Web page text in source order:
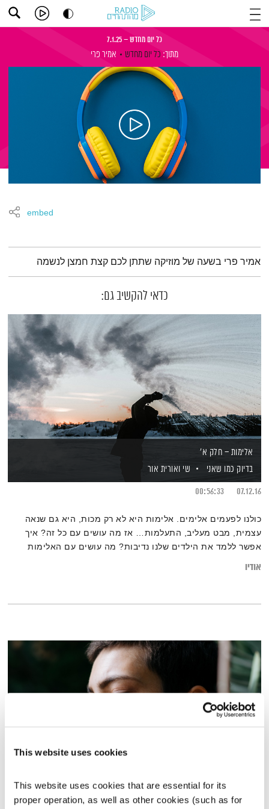
This website uses cookies
This website uses cookies that are essential for its
proper operation, as well as other cookies (such as for
כל יום מחדש – 7.1.25
מתוך: כל יום מחדש אמיר פרי
embed
תמצית הפודקאסט
אמיר פרי בשעה של מוזיקה שתתן לכם קצת חמצן לנשמה
כדאי להקשיב גם:
אלימות – חלק א'
בדיוק כמו שאני
שי ואורית אור
07.12.16
00:56:33
כולנו לפעמים אלימים. אלימות היא לא רק מכות, היא גם שנאה
עצמית, מבט מעליב, התעלמות… אז מה עושים עם כל זה? איך
אפשר ללמד את הילדים שלנו נדיבות? מה עושים עם האלימות
אודיו
אסימונים
ענת קלו לברון